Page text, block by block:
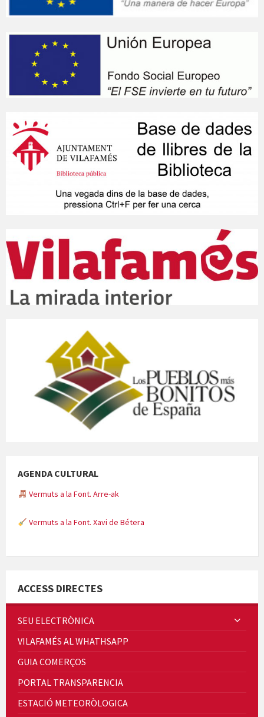
AGENDA CULTURAL
Vermuts a la Font. Arre-ak
Vermuts a la Font. Xavi de Bétera
Quintà Culroja
ACCESS DIRECTES
SEU ELECTRÒNICA
VILAFAMÉS AL WHATHSAPP
GUIA COMERÇOS
PORTAL TRANSPARENCIA
ESTACIÓ METEORÒLOGICA